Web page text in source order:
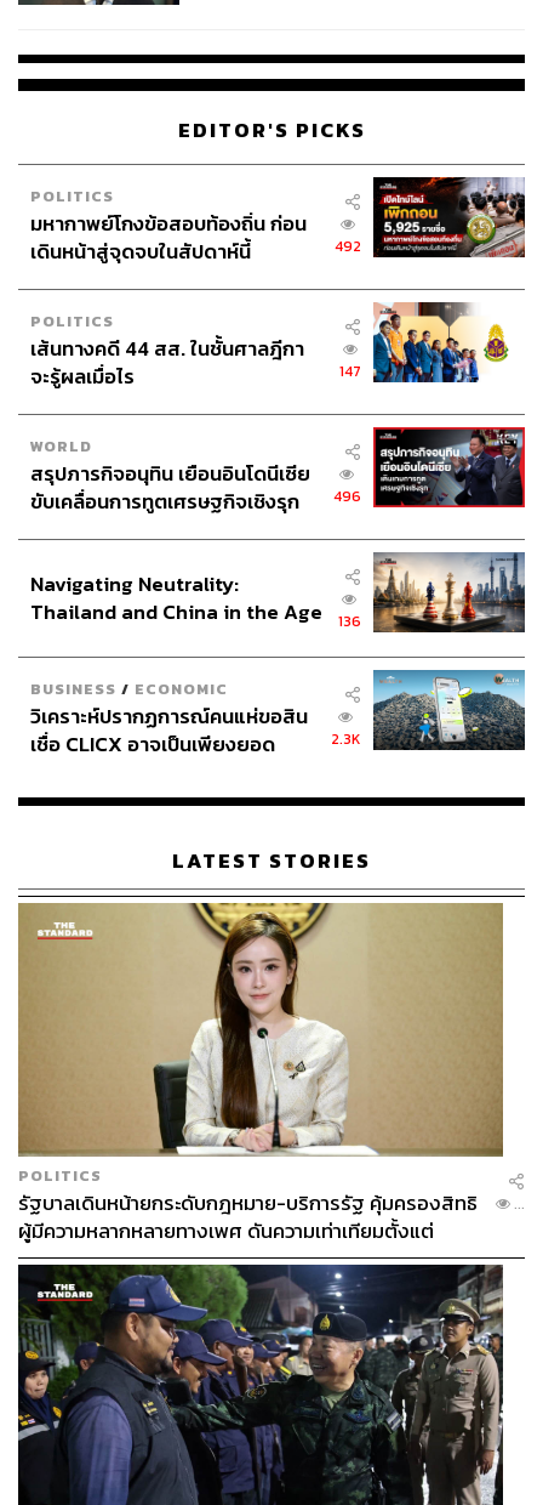
EDITOR'S PICKS
POLITICS
มหากาพย์โกงข้อสอบท้องถิ่น ก่อน
เดินหน้าสู่จุดจบในสัปดาห์นี้
492
POLITICS
เส้นทางคดี 44 สส. ในชั้นศาลฎีกา
จะรู้ผลเมื่อไร
147
WORLD
สรุปภารกิจอนุทิน เยือนอินโดนีเซีย
ขับเคลื่อนการทูตเศรษฐกิจเชิงรุก
496
Navigating Neutrality:
Thailand and China in the Age
136
BUSINESS / ECONOMIC
วิเคราะห์ปรากฏการณ์คนแห่ขอสิน
เชื่อ CLICX อาจเป็นเพียงยอด
เรือนไทยที่ถูกซุกไว้
2.3K
LATEST STORIES
POLITICS
รัฐบาลเดินหน้ายกระดับกฎหมาย-บริการรัฐ คุ้มครองสิทธิ
ผู้มีความหลากหลายทางเพศ ดันความเท่าเทียมตั้งแต่
หลักสูตรในห้องเรียนถึงที่ทำงาน
...